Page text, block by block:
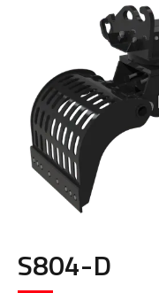
S804-D